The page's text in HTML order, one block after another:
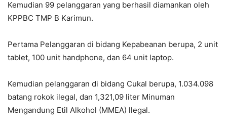
Kemudian 99 pelanggaran yang berhasil diamankan oleh
KPPBC TMP B Karimun.
Pertama Pelanggaran di bidang Kepabeanan berupa, 2 unit
tablet, 100 unit handphone, dan 64 unit laptop.
Kemudian pelanggaran di bidang Cukal berupa, 1.034.098
batang rokok ilegal, dan 1,321,09 liter Minuman
Mengandung Etil Alkohol (MMEA) llegal.